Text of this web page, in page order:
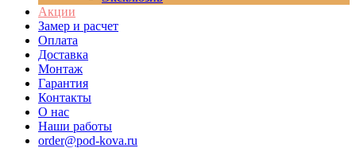
Акции
Замер и расчет
Оплата
Доставка
Монтаж
Гарантия
Контакты
О нас
Наши работы
order@pod-kova.ru